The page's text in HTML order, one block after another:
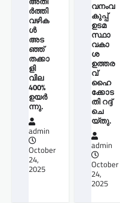
ർത്തി
വഴിക
ൾ
അട
ഞ്ഞ്
തക്കാ
ളി
വില
400%
ഉയർ
ന്നു.
admin
October
24,
2025
വനംവ
കുപ്പ്
ഉടമ
സ്ഥാ
വകാ
ശ
ഉത്തര
വ്
ഹൈ
ക്കോട
തി റദ്ദ്
ചെ
യ്തു.
admin
October
24,
2025